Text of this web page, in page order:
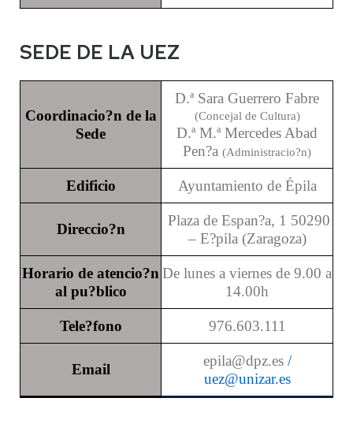
SEDE DE LA UEZ
Coordinacio?n de la
Sede
D.ª Sara Guerrero Fabre
(Concejal de Cultura)
D.ª M.ª Mercedes Abad
Pen?a (Administracio?n)
Edificio Ayuntamiento de Épila
Direccio?n
Plaza de Espan?a, 1 50290
– E?pila (Zaragoza)
Horario de atencio?n
al pu?blico
De lunes a viernes de 9.00 a
14.00h
Tele?fono 976.603.111
Email
epila@dpz.es/
uez@unizar.es